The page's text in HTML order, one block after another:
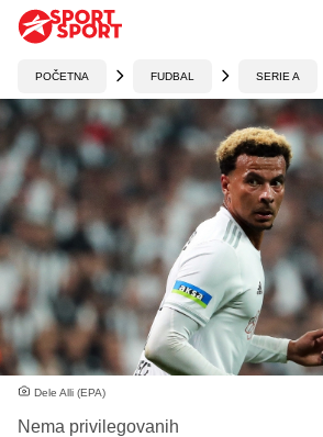
POČETNA FUDBAL SERIE A
Dele Alli (EPA)
Nema privilegovanih